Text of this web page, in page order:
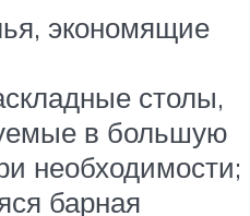
экономящие
столы,
в большую
необходимости;
барная